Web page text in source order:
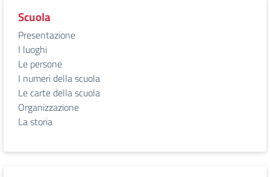
Scuola
Presentazione
I luoghi
Le persone
I numeri della scuola
Le carte della scuola
Organizzazione
La storia